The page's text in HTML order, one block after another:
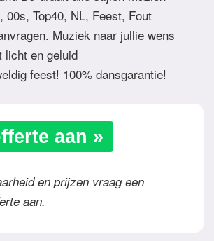
00s, Top40, NL, Feest, Fout
Muziek naar jullie wens
licht en geluid
feest! 100% dansgarantie!
aan »
en prijzen vraag een
aan.